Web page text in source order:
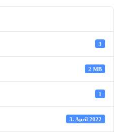
3
2 MB
1
3. April 2022